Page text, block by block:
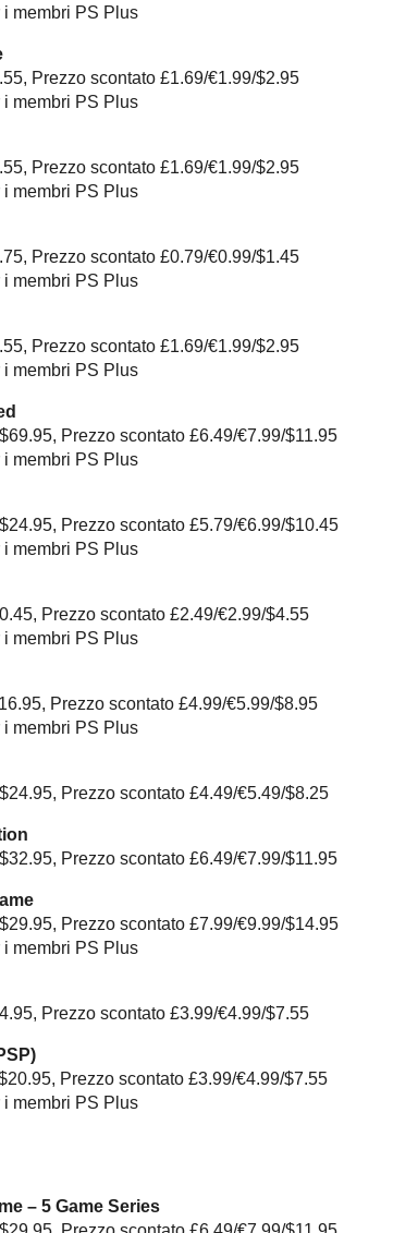
membri PS Plus
Prezzo scontato £1.69/€1.99/$2.95
membri PS Plus
Prezzo scontato £1.69/€1.99/$2.95
membri PS Plus
Prezzo scontato £0.79/€0.99/$1.45
membri PS Plus
Prezzo scontato £1.69/€1.99/$2.95
membri PS Plus
Prezzo scontato £6.49/€7.99/$11.95
membri PS Plus
Prezzo scontato £5.79/€6.99/$10.45
membri PS Plus
Prezzo scontato £2.49/€2.99/$4.55
membri PS Plus
Prezzo scontato £4.99/€5.99/$8.95
membri PS Plus
Prezzo scontato £4.49/€5.49/$8.25
Prezzo scontato £6.49/€7.99/$11.95
Prezzo scontato £7.99/€9.99/$14.95
membri PS Plus
Prezzo scontato £3.99/€4.99/$7.55
Prezzo scontato £3.99/€4.99/$7.55
membri PS Plus
– 5 Game Series